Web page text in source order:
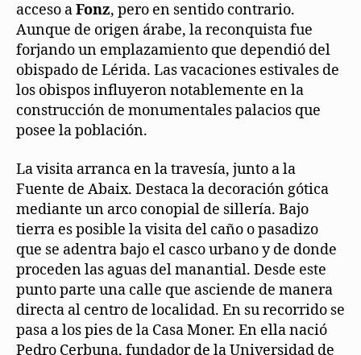
acceso aFonz, pero en sentido contrario.
Aunque de origen árabe, la reconquista fue
forjando un emplazamiento que dependió del
obispado de Lérida. Las vacaciones estivales de
los obispos influyeron notablemente en la
construcción de monumentales palacios que
posee la población.
La visita arranca en la travesía, junto a la
Fuente de Abaix. Destaca la decoración gótica
mediante un arco conopial de sillería. Bajo
tierra es posible la visita del caño o pasadizo
que se adentra bajo el casco urbano y de donde
proceden las aguas del manantial. Desde este
punto parte una calle que asciende de manera
directa al centro de localidad. En su recorrido se
pasa a los pies de la Casa Moner. En ella nació
Pedro Cerbuna, fundador de la Universidad de